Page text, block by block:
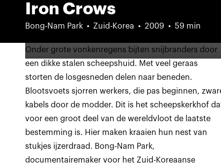
Iron Crows
Bong-Nam Park Zuid-Korea 2009 59 min
Onder grote vonkenregens bijten snijbranders door
een dikke stalen scheepshuid. Met veel geraas
storten de losgesneden delen naar beneden.
Blootsvoets sjorren werkers, die pas beginnen,
kabels door de modder. Dit is het scheepskerkhof
voor een groot deel van de wereldvloot de laatste
bestemming is. Hier maken kraaien hun nest van
stukjes ijzerdraad. Bong-Nam Park,
documentairemaker voor het Zuid-Koreaanse